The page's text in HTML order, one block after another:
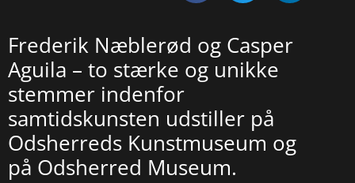
Frederik Næblerød og Casper
Aguila – to stærke og unikke
stemmer indenfor
samtidskunsten udstiller på
Odsherreds Kunstmuseum og
på Odsherred Museum.